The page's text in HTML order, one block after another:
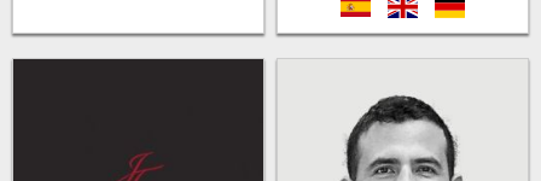
es en de